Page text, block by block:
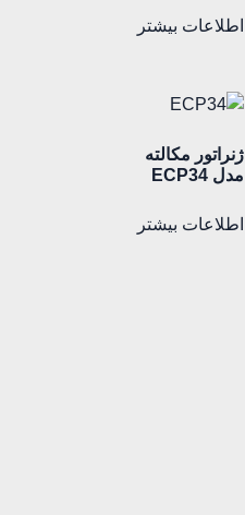
اطلاعات بیشتر
ژنراتور مکالته
مدل ECP34
اطلاعات بیشتر